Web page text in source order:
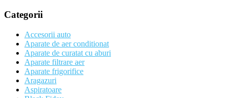
Categorii
Accesorii auto
Aparate de aer conditionat
Aparate de curatat cu aburi
Aparate filtrare aer
Aparate frigorifice
Aragazuri
Aspiratoare